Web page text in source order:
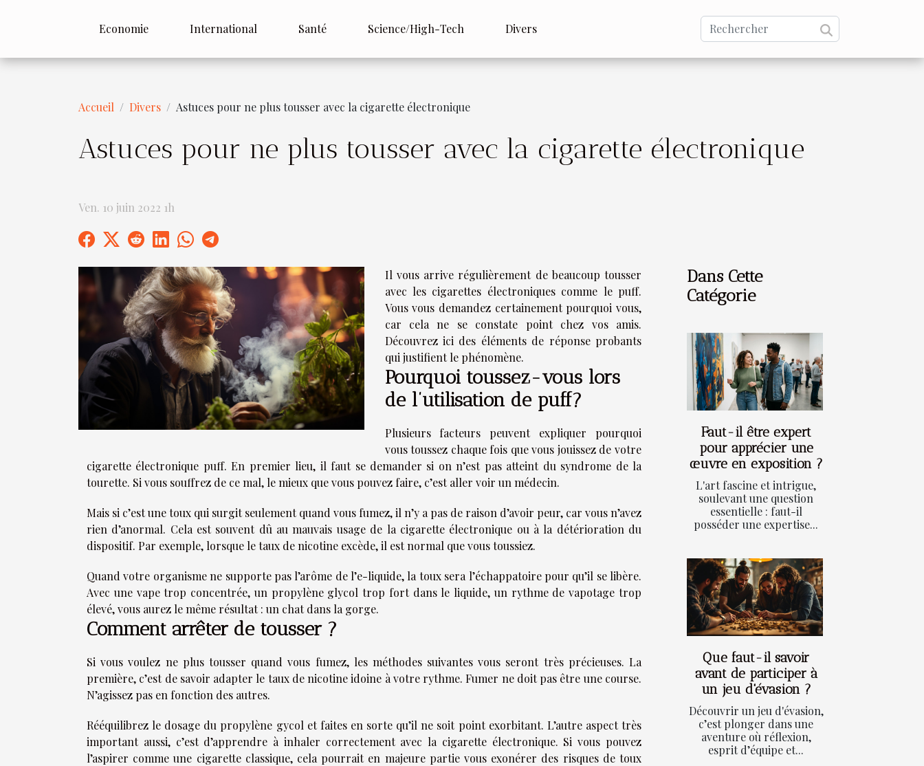
Economie International Santé Science/High-Tech Divers
Accueil Divers Astuces pour ne plus tousser avec la cigarette électronique
Astuces pour ne plus tousser avec la cigarette électronique
Ven. 10 juin 2022 1h
Il vous arrive régulièrement de beaucoup tousser
avec les cigarettes électroniques comme le puff.
Vous vous demandez certainement pourquoi vous,
car cela ne se constate point chez vos amis.
Découvrez ici des éléments de réponse probants
qui justifient le phénomène.
Pourquoi toussez-vous lors
de l’utilisation de puff?
Plusieurs facteurs peuvent expliquer pourquoi
vous toussez chaque fois que vous jouissez de votre
cigarette électronique puff. En premier lieu, il faut se demander si on n’est pas atteint du syndrome de la
tourette. Si vous souffrez de ce mal, le mieux que vous pouvez faire, c’est aller voir un médecin.
Mais si c’est une toux qui surgit seulement quand vous fumez, il n’y a pas de raison d’avoir peur, car vous n’avez
rien d’anormal. Cela est souvent dû au mauvais usage de la cigarette électronique ou à la détérioration du
dispositif. Par exemple, lorsque le taux de nicotine excède, il est normal que vous toussiez.
Quand votre organisme ne supporte pas l’arôme de l’e-liquide, la toux sera l’échappatoire pour qu’il se libère.
Avec une vape trop concentrée, un propylène glycol trop fort dans le liquide, un rythme de vapotage trop
élevé, vous aurez le même résultat : un chat dans la gorge.
Comment arrêter de tousser ?
Si vous voulez ne plus tousser quand vous fumez, les méthodes suivantes vous seront très précieuses. La
première, c’est de savoir adapter le taux de nicotine idoine à votre rythme. Fumer ne doit pas être une course.
N’agissez pas en fonction des autres.
Rééquilibrez le dosage du propylène gycol et faites en sorte qu’il ne soit point exorbitant. L’autre aspect très
important aussi, c’est d’apprendre à inhaler correctement avec la cigarette électronique. Si vous pouvez
l’aspirer comme une cigarette classique, cela pourrait en majeure partie vous exonérer des risques de toux
Dans Cette
Catégorie
Faut-il être expert
pour apprécier une
œuvre en exposition ?
L'art fascine et intrigue,
soulevant une question
essentielle : faut-il
posséder une expertise...
Que faut-il savoir
avant de participer à
un jeu d'évasion ?
Découvrir un jeu d'évasion,
c’est plonger dans une
aventure où réflexion,
esprit d’équipe et...